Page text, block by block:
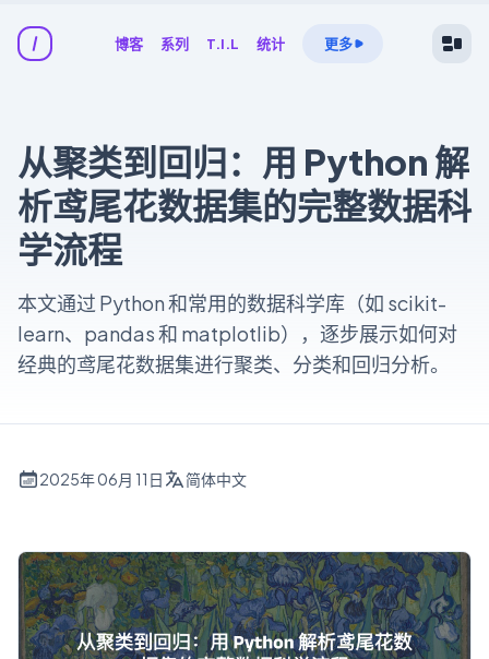
博客 系列 T.I.L 统计 更多
从聚类到回归：用 Python 解
析鸢尾花数据集的完整数据科
学流程
本文通过 Python 和常用的数据科学库（如 scikit-
learn、pandas 和 matplotlib），逐步展示如何对
经典的鸢尾花数据集进行聚类、分类和回归分析。
2025年 06月 11日 简体中文